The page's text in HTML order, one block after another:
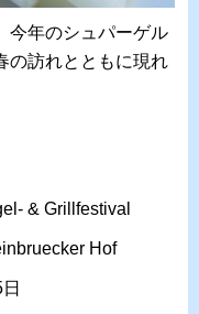
今年のシュパーゲル
の訪れとともに現れ
& Grillfestival
Hof